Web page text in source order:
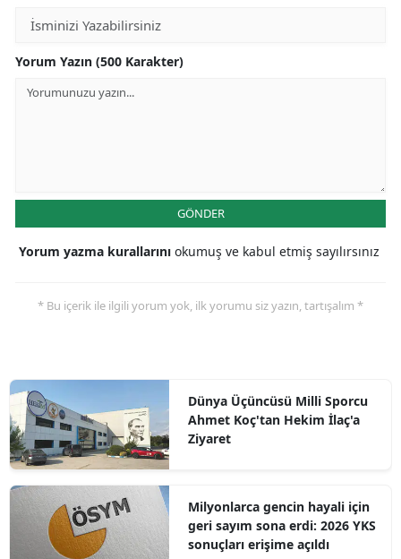
Yorum Yazın (500 Karakter)
GÖNDER
Yorum yazma kurallarını okumuş ve kabul etmiş sayılırsınız
* Bu içerik ile ilgili yorum yok, ilk yorumu siz yazın, tartışalım *
Dünya Üçüncüsü Milli Sporcu
Ahmet Koç'tan Hekim İlaç'a
Ziyaret
Milyonlarca gencin hayali için
geri sayım sona erdi: 2026 YKS
sonuçları erişime açıldı